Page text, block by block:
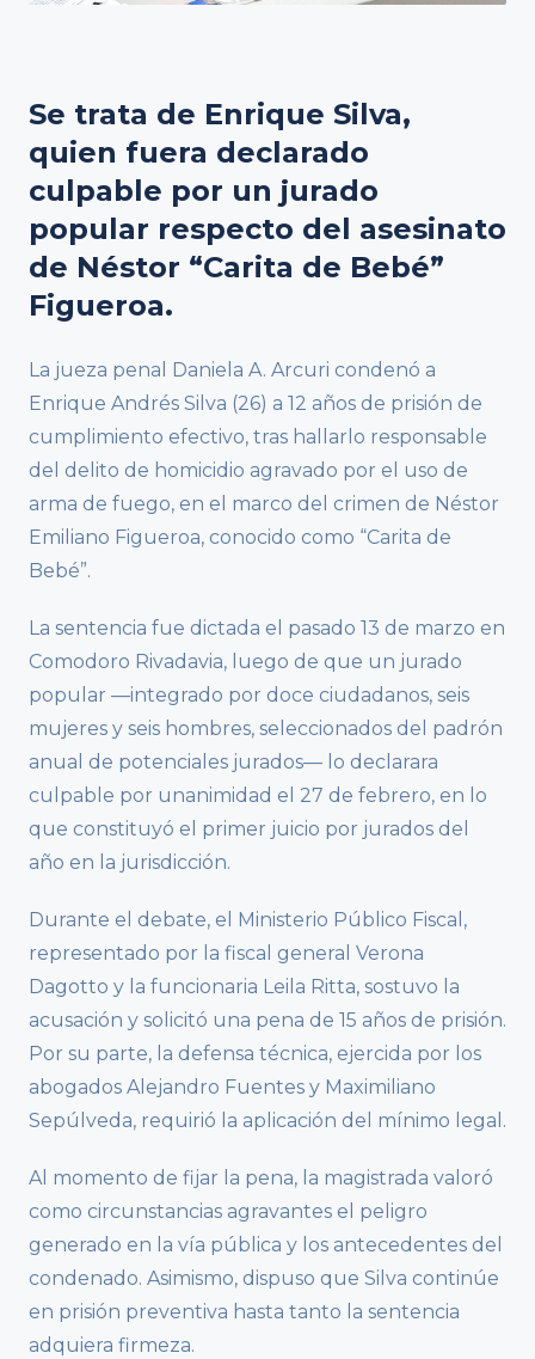
Se trata de Enrique Silva,
quien fuera declarado
culpable por un jurado
popular respecto del asesinato
de Néstor “Carita de Bebé”
Figueroa.
La jueza penal Daniela A. Arcuri condenó a
Enrique Andrés Silva (26) a 12 años de prisión de
cumplimiento efectivo, tras hallarlo responsable
del delito de homicidio agravado por el uso de
arma de fuego, en el marco del crimen de Néstor
Emiliano Figueroa, conocido como “Carita de
Bebé”.
La sentencia fue dictada el pasado 13 de marzo en
Comodoro Rivadavia, luego de que un jurado
popular —integrado por doce ciudadanos, seis
mujeres y seis hombres, seleccionados del padrón
anual de potenciales jurados— lo declarara
culpable por unanimidad el 27 de febrero, en lo
que constituyó el primer juicio por jurados del
año en la jurisdicción.
Durante el debate, el Ministerio Público Fiscal,
representado por la fiscal general Verona
Dagotto y la funcionaria Leila Ritta, sostuvo la
acusación y solicitó una pena de 15 años de prisión.
Por su parte, la defensa técnica, ejercida por los
abogados Alejandro Fuentes y Maximiliano
Sepúlveda, requirió la aplicación del mínimo legal.
Al momento de fijar la pena, la magistrada valoró
como circunstancias agravantes el peligro
generado en la vía pública y los antecedentes del
condenado. Asimismo, dispuso que Silva continúe
en prisión preventiva hasta tanto la sentencia
adquiera firmeza.